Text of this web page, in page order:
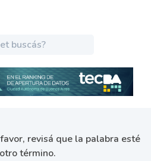
revisá que la palabra esté
término.